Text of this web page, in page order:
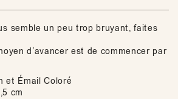
semble un peu trop bruyant, faites
d’avancer est de commencer par
et Émail Coloré
cm